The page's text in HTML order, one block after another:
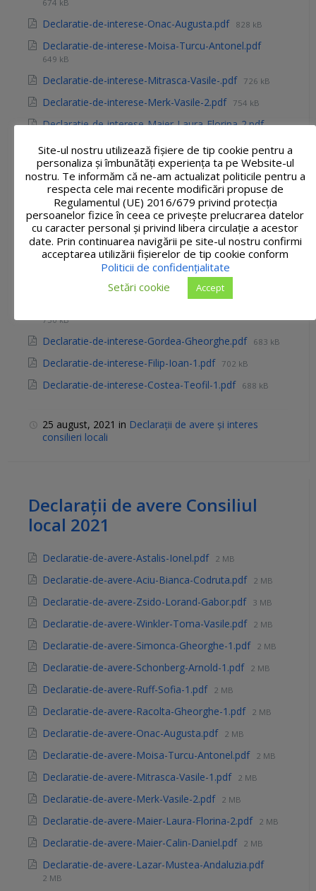
674 kB
Declaratie-de-interese-Onac-Augusta.pdf 828 kB
Declaratie-de-interese-Moisa-Turcu-Antonel.pdf
649 kB
Declaratie-de-interese-Mitrasca-Vasile-.pdf 726 kB
Declaratie-de-interese-Merk-Vasile-2.pdf 754 kB
Declaratie-de-interese-Maier-Laura-Florina-2.pdf
Declaratie-de-interese-Maier-Calin-Daniel.pdf 710 kB
Declaratie-de-interese-Lazar-Mustea-Andaluzia.pdf
728 kB
Declaratie-de-interese-Kiskasza-Barna-Balazs-3.pdf
721 kB
Declaratie-de-interese-Katona-Petru-1.pdf 667 kB
Declaratie-de-interese-Hoblea-Vasile-Eusebiu.pdf
730 kB
Declaratie-de-interese-Gordea-Gheorghe.pdf 683 kB
Declaratie-de-interese-Filip-Ioan-1.pdf 702 kB
Declaratie-de-interese-Costea-Teofil-1.pdf 688 kB
25 august, 2021 in Declarații de avere și interes
consilieri locali
Declarații de avere Consiliul
local 2021
Declaratie-de-avere-Astalis-Ionel.pdf 2 MB
Declaratie-de-avere-Aciu-Bianca-Codruta.pdf 2 MB
Declaratie-de-avere-Zsido-Lorand-Gabor.pdf 3 MB
Declaratie-de-avere-Winkler-Toma-Vasile.pdf 2 MB
Declaratie-de-avere-Simonca-Gheorghe-1.pdf 2 MB
Declaratie-de-avere-Schonberg-Arnold-1.pdf 2 MB
Declaratie-de-avere-Ruff-Sofia-1.pdf 2 MB
Declaratie-de-avere-Racolta-Gheorghe-1.pdf 2 MB
Declaratie-de-avere-Onac-Augusta.pdf 2 MB
Declaratie-de-avere-Moisa-Turcu-Antonel.pdf 2 MB
Declaratie-de-avere-Mitrasca-Vasile-1.pdf 2 MB
Declaratie-de-avere-Merk-Vasile-2.pdf 2 MB
Declaratie-de-avere-Maier-Laura-Florina-2.pdf 2 MB
Declaratie-de-avere-Maier-Calin-Daniel.pdf 2 MB
Declaratie-de-avere-Lazar-Mustea-Andaluzia.pdf
2 MB
Site-ul nostru utilizează fişiere de tip cookie pentru a
personaliza și îmbunătăți experiența ta pe Website-ul
nostru. Te informăm că ne-am actualizat politicile pentru a
respecta cele mai recente modificări propuse de
Regulamentul (UE) 2016/679 privind protecția
persoanelor fizice în ceea ce privește prelucrarea datelor
cu caracter personal și privind libera circulație a acestor
date. Prin continuarea navigării pe site-ul nostru confirmi
acceptarea utilizării fişierelor de tip cookie conform
Politicii de confidențialitate
Setări cookie
Accept